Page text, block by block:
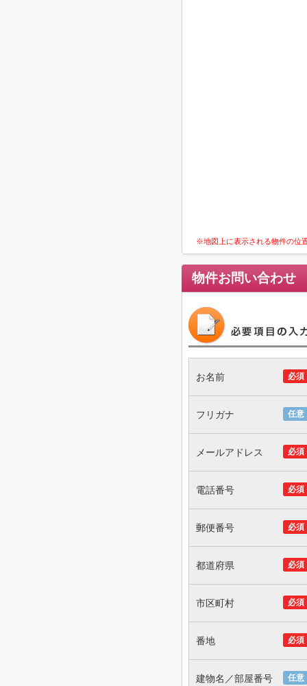
※地図上に表示される物件の位
物件お問い合わせ
必須
お名前
任意
フリガナ
必須
メールアドレス
必須
電話番号
必須
郵便番号
必須
都道府県
必須
市区町村
必須
番地
任意
建物名／部屋番号